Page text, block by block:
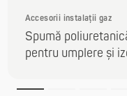
Accesorii instalații gaz
Spumă
pentru umplere și